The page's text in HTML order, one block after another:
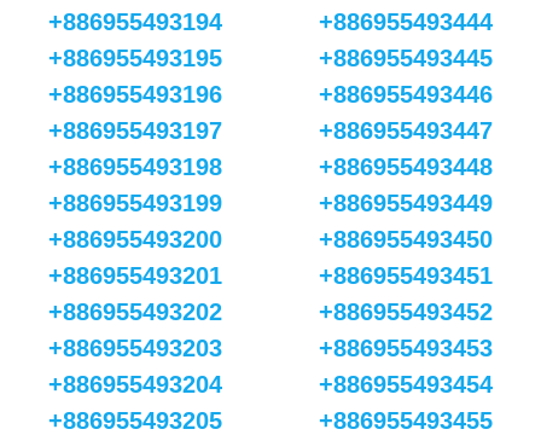
+886955493194
+886955493195
+886955493196
+886955493197
+886955493198
+886955493199
+886955493200
+886955493201
+886955493202
+886955493203
+886955493204
+886955493205
+886955493444
+886955493445
+886955493446
+886955493447
+886955493448
+886955493449
+886955493450
+886955493451
+886955493452
+886955493453
+886955493454
+886955493455